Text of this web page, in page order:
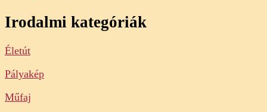
Irodalmi kategóriák
Életút
Pályakép
Műfaj